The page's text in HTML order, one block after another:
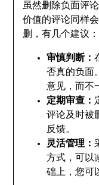
虽然删除负面评
价值的评论同样
删，有几个建议：
审慎判断：
否真的负面
意见，而不
定期审查：
评论及时被
反馈。
灵活管理：
方式，可以
础上，您可